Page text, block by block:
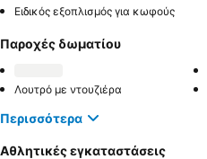
Ειδικός εξοπλισμός για κωφούς
Παροχές δωματίου
Λουτρό με ντουζιέρα
Περισσότερα
Αθλητικές εγκαταστάσεις